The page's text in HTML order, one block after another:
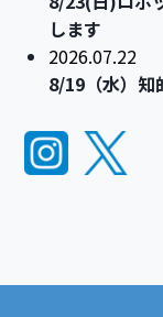
します
2026.07.22
8/19（水）知